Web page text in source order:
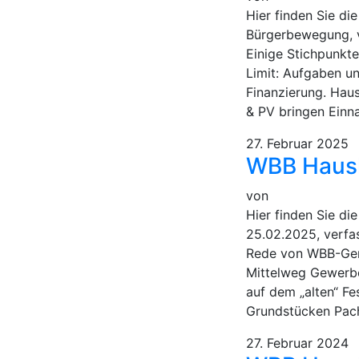
Hier finden Sie
Einige
Limit: Aufgaben
Finanzierung.
& PV bringen
27. Februar 2025
WBB
von
Hier finden Sie
25.02.2025,
Rede von WBB-
Mittelweg
auf dem „alten“
Grundstücken
27. Februar 2024